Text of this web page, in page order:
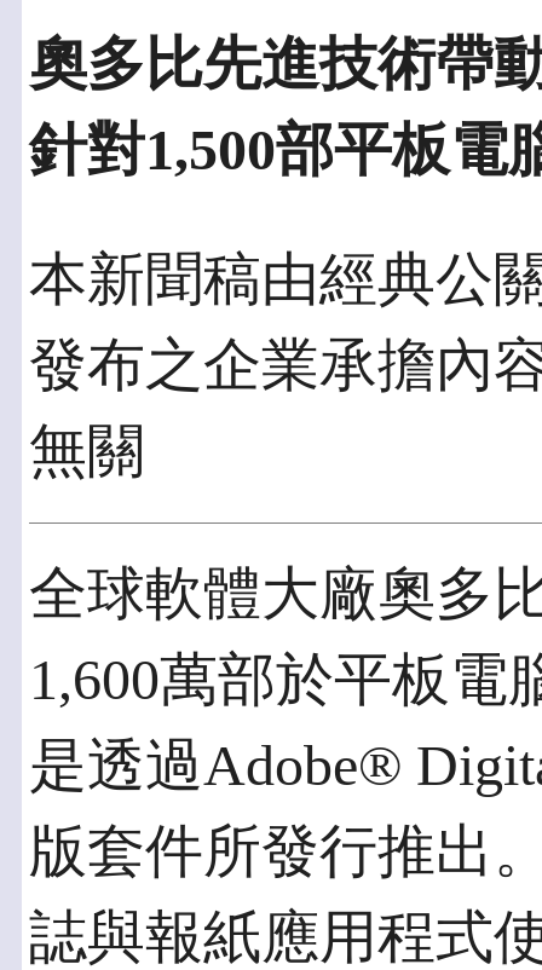
奧多比先進技術帶
針對1,500部平板電
本新聞稿由經典公
發布之企業承擔內
無關
全球軟體大廠奧多
1,600萬部於平板
是透過Adobe®
版套件所發行推出
誌與報紙應用程式